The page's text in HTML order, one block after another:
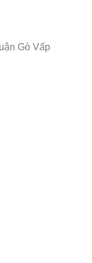
Gò Vấp